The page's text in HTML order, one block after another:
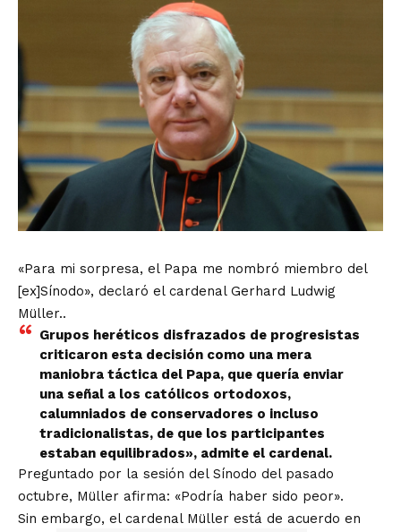
«Para mi sorpresa, el Papa me nombró miembro del
[ex]Sínodo», declaró el cardenal Gerhard Ludwig
Müller..
Grupos heréticos disfrazados de progresistas
criticaron esta decisión como una mera
maniobra táctica del Papa, que quería enviar
una señal a los católicos ortodoxos,
calumniados de conservadores o incluso
tradicionalistas, de que los participantes
estaban equilibrados», admite el cardenal.
Preguntado por la sesión del Sínodo del pasado
octubre, Müller afirma: «Podría haber sido peor».
Sin embargo, el cardenal Müller está de acuerdo en